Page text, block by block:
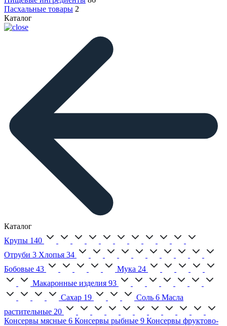
Пасхальные товары 2
Каталог
Каталог
Крупы 140
Отруби 3 Хлопья 34
Бобовые 43 Мука 24
Макаронные изделия 93
Сахар 19 Соль 6 Масла
растительные 20
Консервы мясные 6 Консервы рыбные 9 Консервы фруктово-